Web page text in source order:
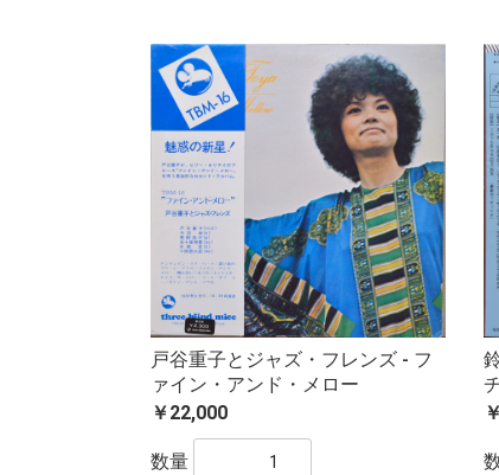
戸谷重子とジャズ・フレンズ - フ
ァイン・アンド・メロー
￥22,000
数量